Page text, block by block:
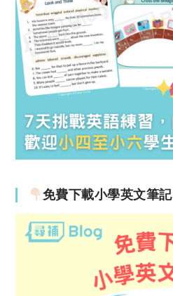
免費下載小學英文筆記